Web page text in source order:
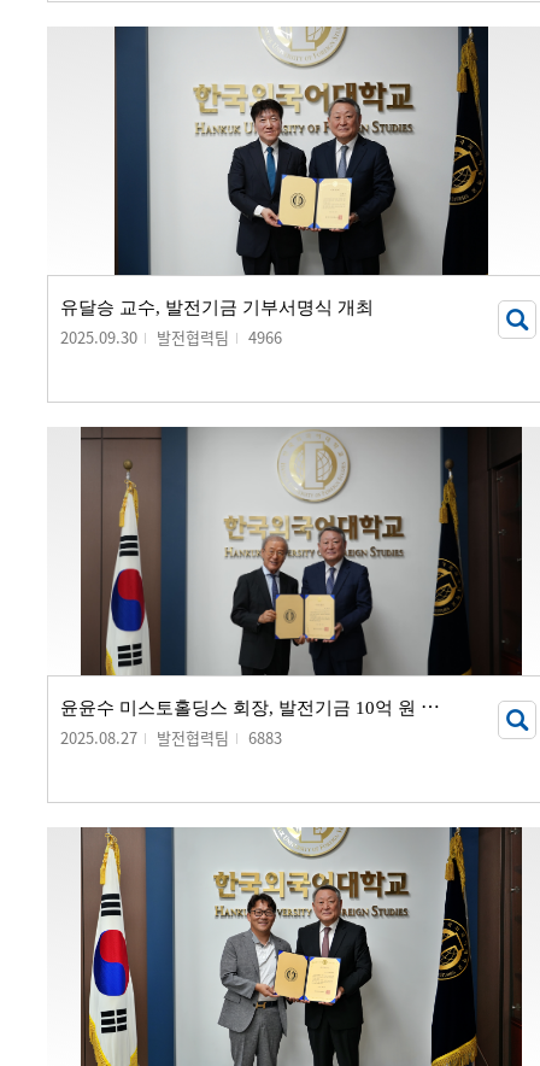
유달승 교수, 발전기금 기부서명식 개최
2025.09.30 발전협력팀 4966
윤
윤수 미스토홀딩스 회장, 발전기금 10억 원 기부
2025.08.27 발전협력팀 6883